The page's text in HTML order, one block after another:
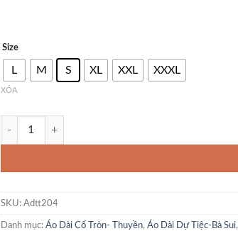
Size
L M S XL XXL XXXL
XÓA
Áo Dài Thiết Kế MỘC NHIÊN Kèm Quần. số lượng
SKU: Adtt204
Danh mục: Áo Dài Cổ Tròn- Thuyền, Áo Dài Dự Tiệc-Bà Sui,